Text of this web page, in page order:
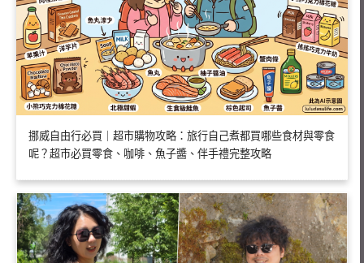
挪威自由行必買｜超市購物攻略：旅行自己煮都買哪些食材與零食
呢？超市必買零食、咖啡、魚子醬、伴手禮完整攻略